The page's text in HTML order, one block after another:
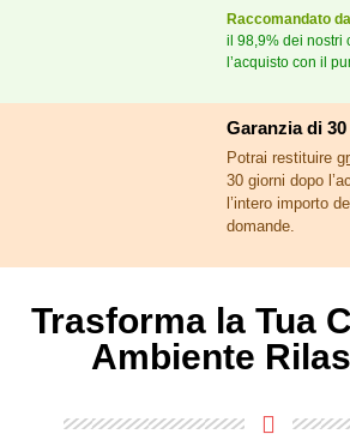
Raccomandato
il 98,9% dei nostri
l’acquisto con il
Garanzia di
Potrai restituire
30 giorni dopo
l’intero importo
domande.
Trasforma la Tua
Ambiente